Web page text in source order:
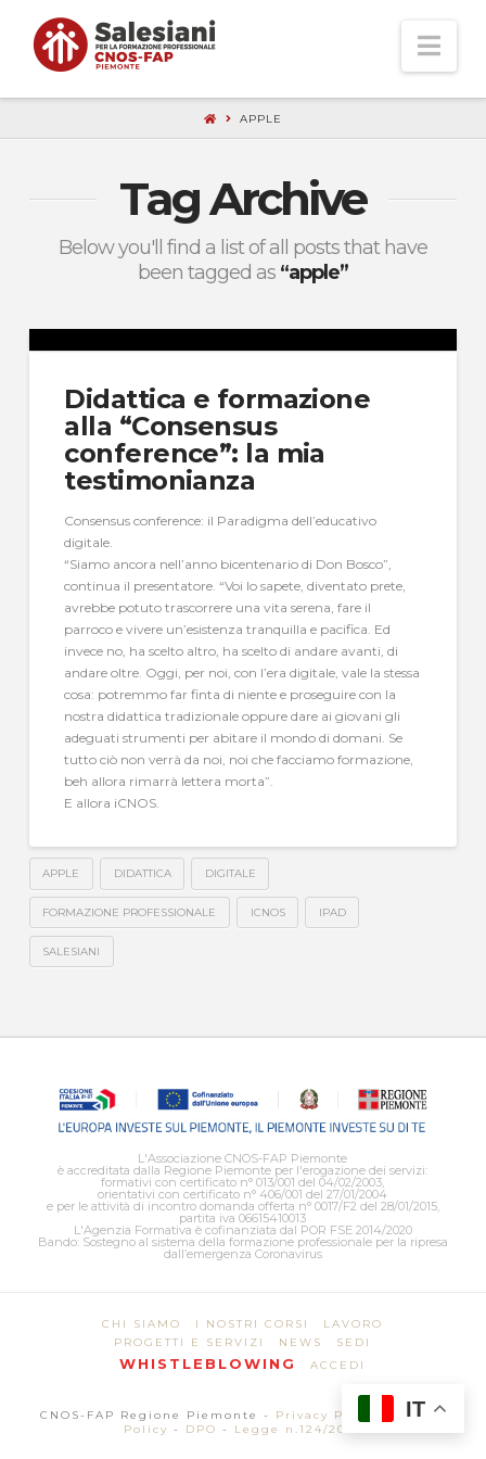
APPLE
Tag Archive
Below you'll find a list of all posts that have
been tagged as “apple”
Didattica e formazione
alla “Consensus
conference”: la mia
testimonianza
Consensus conference: il Paradigma dell’educativo
digitale.
“Siamo ancora nell’anno bicentenario di Don Bosco”,
continua il presentatore. “Voi lo sapete, diventato prete,
avrebbe potuto trascorrere una vita serena, fare il
parroco e vivere un’esistenza tranquilla e pacifica. Ed
invece no, ha scelto altro, ha scelto di andare avanti, di
andare oltre. Oggi, per noi, con l’era digitale, vale la stessa
cosa: potremmo far finta di niente e proseguire con la
nostra didattica tradizionale oppure dare ai giovani gli
adeguati strumenti per abitare il mondo di domani. Se
tutto ciò non verrà da noi, noi che facciamo formazione,
beh allora rimarrà lettera morta”.
E allora iCNOS.
APPLE DIDATTICA DIGITALE
FORMAZIONE PROFESSIONALE ICNOS IPAD
SALESIANI
L'Associazione CNOS-FAP Piemonte
è accreditata dalla Regione Piemonte per l'erogazione dei servizi:
formativi con certificato n° 013/001 del 04/02/2003,
orientativi con certificato n° 406/001 del 27/01/2004
e per le attività di incontro domanda offerta n° 0017/F2 del 28/01/2015,
partita iva 06615410013
L'Agenzia Formativa è cofinanziata dal POR FSE 2014/2020
Bando: Sostegno al sistema della formazione professionale per la ripresa
dall’emergenza Coronavirus
CHI SIAMO I NOSTRI CORSI
LAVORO
PROGETTI E SERVIZI
NEWS SEDI
WHISTLEBLOWING ACCEDI
CNOS-FAP Regione Piemonte - Privacy Policy
Cookie
Policy - DPO - Legge n.124/2017
IT